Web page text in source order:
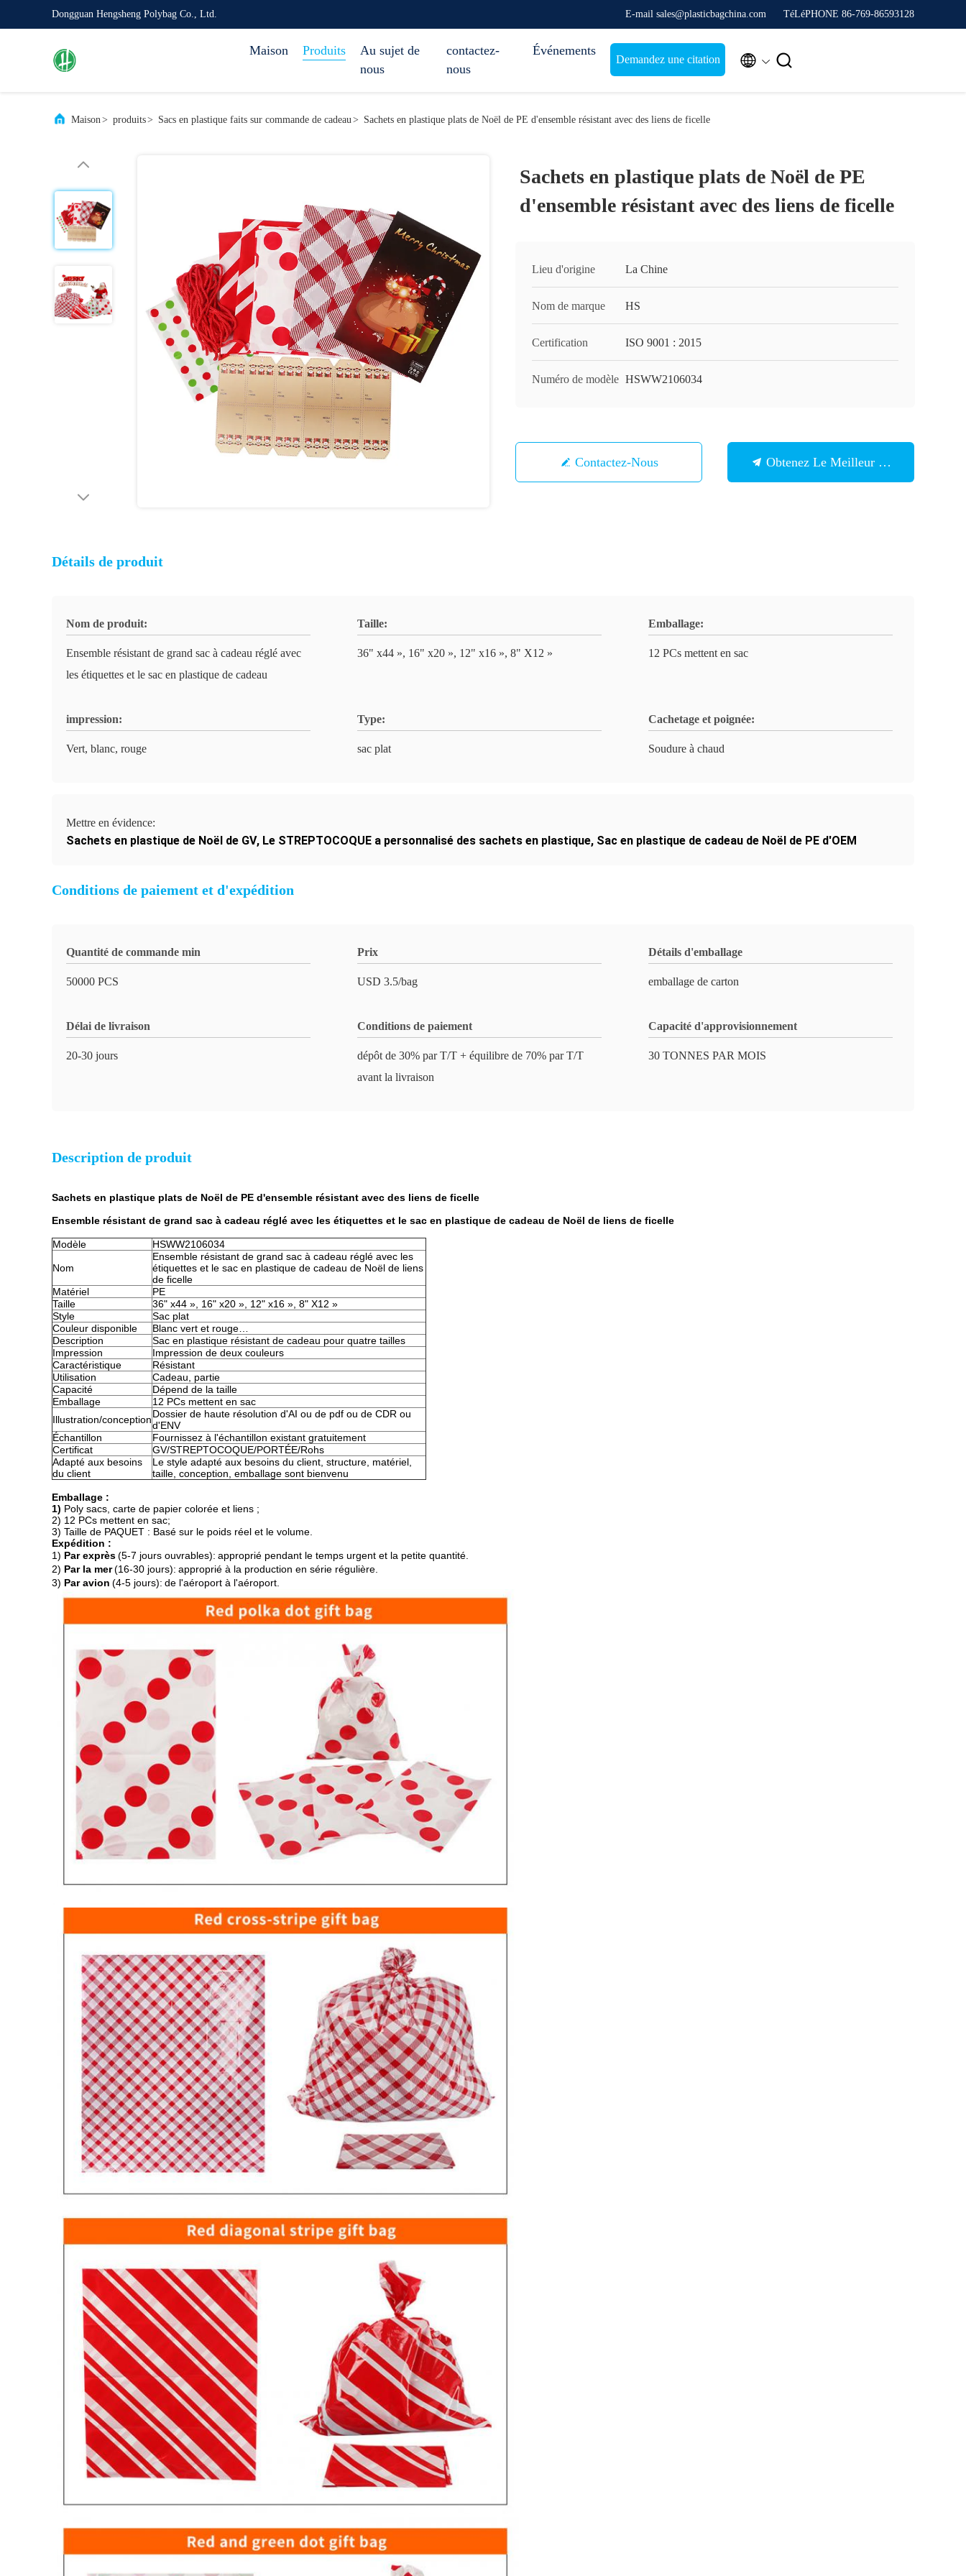
Dongguan Hengsheng Polybag Co., Ltd. E-mail sales@plasticbagchina.com TéLéPHONE 86-769-86593128
Maison Produits
Au sujet de
nous
contactez-
nous
Événements
Demandez une citation  
Maison> produits> Sacs en plastique faits sur commande de cadeau> Sachets en plastique plats de Noël de PE d'ensemble résistant avec des liens de ficelle
Sachets en plastique plats de Noël de PE
d'ensemble résistant avec des liens de ficelle
Lieu d'origine La Chine
Nom de marque HS
Certification ISO 9001 : 2015
Numéro de modèle HSWW2106034
Contactez-Nous Obtenez Le Meilleur Prix
Détails de produit
Nom de produit:
Ensemble résistant de grand sac à cadeau réglé avec
les étiquettes et le sac en plastique de cadeau
Taille:
36" x44 », 16" x20 », 12" x16 », 8" X12 »
Emballage:
12 PCs mettent en sac
impression:
Vert, blanc, rouge
Type:
sac plat
Cachetage et poignée:
Soudure à chaud
Mettre en évidence:
Sachets en plastique de Noël de GV, Le STREPTOCOQUE a personnalisé des sachets en plastique, Sac en plastique de cadeau de Noël de PE d'OEM
Conditions de paiement et d'expédition
Quantité de commande min
50000 PCS
Prix
USD 3.5/bag
Détails d'emballage
emballage de carton
Délai de livraison
20-30 jours
Conditions de paiement
dépôt de 30% par T/T + équilibre de 70% par T/T
avant la livraison
Capacité d'approvisionnement
30 TONNES PAR MOIS
Description de produit
Sachets en plastique plats de Noël de PE d'ensemble résistant avec des liens de ficelle
Ensemble résistant de grand sac à cadeau réglé avec les étiquettes et le sac en plastique de cadeau de Noël de liens de ficelle
Modèle HSWW2106034
Nom
Ensemble résistant de grand sac à cadeau réglé avec les
étiquettes et le sac en plastique de cadeau de Noël de liens
de ficelle
Matériel
PE
Taille
36" x44 », 16" x20 », 12" x16 », 8" X12 »
Style
Sac plat
Couleur disponible
Blanc vert et rouge…
Description
Sac en plastique résistant de cadeau pour quatre tailles
Impression
Impression de deux couleurs
Caractéristique
Résistant
Utilisation
Cadeau, partie
Capacité
Dépend de la taille
Emballage
12 PCs mettent en sac
Illustration/conceptionDossier de haute résolution d'AI ou de pdf ou de CDR ou
d'ENV
Échantillon
Fournissez à l'échantillon existant gratuitement
Certificat
GV/STREPTOCOQUE/PORTÉE/Rohs
Adapté aux besoins
du client
Le style adapté aux besoins du client, structure, matériel,
taille, conception, emballage sont bienvenu
Emballage :
1) Poly sacs, carte de papier colorée et liens ;
2) 12 PCs mettent en sac;
3) Taille de PAQUET : Basé sur le poids réel et le volume.
Expédition :
1) Par exprès(5-7 jours ouvrables): approprié pendant le temps urgent et la petite quantité.
2) Par la mer(16-30 jours): approprié à la production en série régulière.
3) Par avion (4-5 jours): de l'aéroport à l'aéroport.